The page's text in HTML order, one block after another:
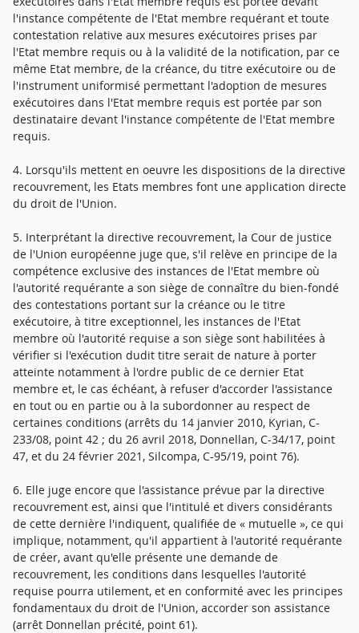
l'instance compétente de l'Etat membre requérant et toute
contestation relative aux mesures exécutoires prises par
l'Etat membre requis ou à la validité de la notification, par ce
même Etat membre, de la créance, du titre exécutoire ou de
l'instrument uniformisé permettant l'adoption de mesures
exécutoires dans l'Etat membre requis est portée par son
destinataire devant l'instance compétente de l'Etat membre
requis.
4. Lorsqu'ils mettent en oeuvre les dispositions de la directive
recouvrement, les Etats membres font une application directe
du droit de l'Union.
5. Interprétant la directive recouvrement, la Cour de justice
de l'Union européenne juge que, s'il relève en principe de la
compétence exclusive des instances de l'Etat membre où
l'autorité requérante a son siège de connaître du bien-fondé
des contestations portant sur la créance ou le titre
exécutoire, à titre exceptionnel, les instances de l'Etat
membre où l'autorité requise a son siège sont habilitées à
vérifier si l'exécution dudit titre serait de nature à porter
atteinte notamment à l'ordre public de ce dernier Etat
membre et, le cas échéant, à refuser d'accorder l'assistance
en tout ou en partie ou à la subordonner au respect de
certaines conditions (arrêts du 14 janvier 2010, Kyrian, C-
233/08, point 42 ; du 26 avril 2018, Donnellan, C-34/17, point
47, et du 24 février 2021, Silcompa, C-95/19, point 76).
6. Elle juge encore que l'assistance prévue par la directive
recouvrement est, ainsi que l'intitulé et divers considérants
de cette dernière l'indiquent, qualifiée de « mutuelle », ce qui
implique, notamment, qu'il appartient à l'autorité requérante
de créer, avant qu'elle présente une demande de
recouvrement, les conditions dans lesquelles l'autorité
requise pourra utilement, et en conformité avec les principes
fondamentaux du droit de l'Union, accorder son assistance
(arrêt Donnellan précité, point 61).